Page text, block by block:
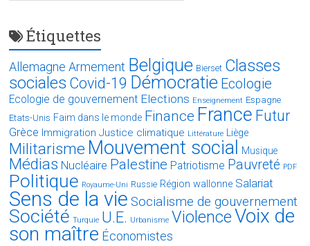
Étiquettes
Allemagne Armement Belgique Bierset Classes
sociales Covid-19 Démocratie Ecologie
Ecologie de gouvernement Elections Enseignement Espagne
Etats-Unis Faim dans le monde Finance France Futur
Grèce Immigration Justice climatique Littérature Liège
Militarisme Mouvement social Musique
Médias Nucléaire Palestine Patriotisme Pauvreté PDF
Politique Royaume-Uni Russie Région wallonne Salariat
Sens de la vie Socialisme de gouvernement
Société Turquie U.E. Urbanisme ViolenceVoix de
son maître Économistes